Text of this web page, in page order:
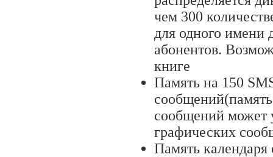
чем 300
для одного имени
абонентов.
книге
Память на 150
сообщений может
графических
Память календаря